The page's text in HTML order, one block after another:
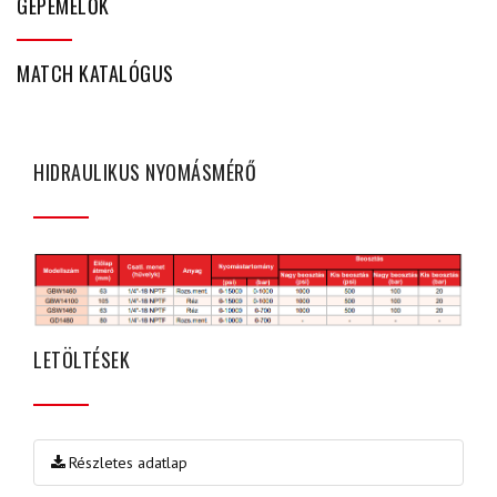
MATCH KATALÓGUS
HIDRAULIKUS NYOMÁSMÉRŐ
LETÖLTÉSEK
Részletes adatlap